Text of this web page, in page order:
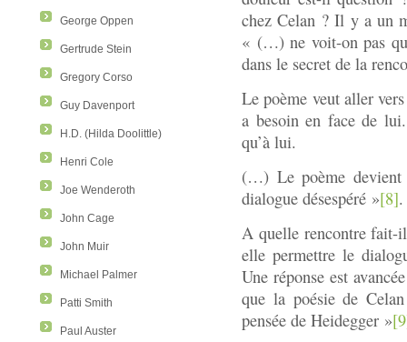
George Oppen
Gertrude Stein
Gregory Corso
Guy Davenport
H.D. (Hilda Doolittle)
Henri Cole
Joe Wenderoth
John Cage
John Muir
Michael Palmer
Patti Smith
Paul Auster
chez Celan ? Il y a un
« (…) ne voit-on pas
dans le secret de la
Le poème veut aller
a besoin en face de
qu’à lui.
(…) Le poème
dialogue désespéré »[8].
A quelle rencontre fait-
elle permettre le
Une réponse est
que la poésie de
pensée de Heidegger »